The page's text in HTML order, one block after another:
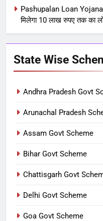
Pashupalan Loan Yojana
मिलेगा 10 लाख रुपए तक का
State Wise
Andhra Pradesh Govt
Arunachal Pradesh
Assam Govt Scheme
Bihar Govt Scheme
Chattisgarh Govt
Delhi Govt Scheme
Goa Govt Scheme